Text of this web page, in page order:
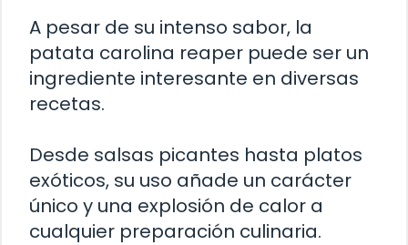
A pesar de su intenso sabor, la
patata carolina reaper puede ser un
ingrediente interesante en diversas
recetas.
Desde salsas picantes hasta platos
exóticos, su uso añade un carácter
único y una explosión de calor a
cualquier preparación culinaria.